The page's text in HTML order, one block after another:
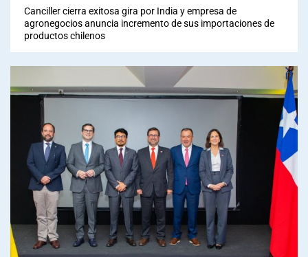
Canciller cierra exitosa gira por India y empresa de
agronegocios anuncia incremento de sus importaciones de
productos chilenos